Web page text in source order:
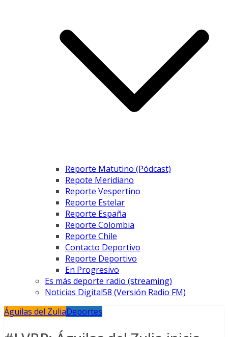
Reporte Matutino (Pódcast)
Repote Meridiano
Reporte Vespertino
Reporte Estelar
Reporte España
Reporte Colombia
Reporte Chile
Contacto Deportivo
Reporte Deportivo
En Progresivo
Es más deporte radio (streaming)
Noticias Digital58 (Versión Radio FM)
Águilas del ZuliaDeportes